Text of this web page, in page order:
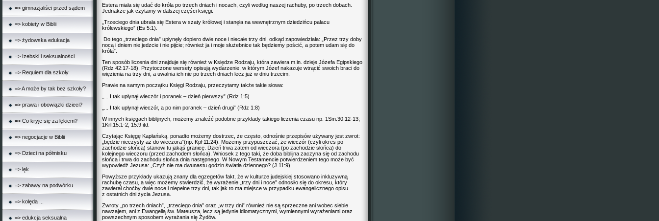
=> gimnazjaliści przed sądem
=> kobiety w Biblii
=> żydowska edukacja
=> Izebski i seksualności
=> Requiem dla szkoły
=> A może by tak bez szkoły?
=> prawa i obowiązki dzieci?
=> Co kryje się za lękiem?
=> negocjacje w Biblii
=> Dzieci na półmisku
=> lęk
=> zabawy na podwórku
=> kolęda ...
=> edukcja seksualna
Estera miała się udać do króla po trzech dniach i nocach, czyli według naszej rachuby, po trzech dobach.
Jednakże jak czytamy w dalszej części księgi:
„Trzeciego dnia ubrała się Estera w szaty królowej i stanęła na wewnętrznym dziedzińcu pałacu
królewskiego” (Es 5:1).
Do tego „trzeciego dnia” upłynęły dopiero dwie noce i niecałe trzy dni, odkąd zapowiedziała: „Przez trzy doby
nocą i dniem nie jedzcie i nie pijcie; również ja i moje służebnice tak będziemy pościć, a potem udam się do
króla”.
Ten sposób liczenia dni znajduje się również w Księdze Rodzaju, która zawiera m.in. dzieje Józefa Egipskiego
(Rdz 42:17-18). Przytoczone wersety opisują wydarzenie, w którym Józef nakazuje wtrącić swoich braci do
więzienia na trzy dni, a uwalnia ich nie po trzech dniach lecz już w dniu trzecim.
Prawie na samym początku Księgi Rodzaju, przeczytamy także takie słowa:
„... I tak upłynął wieczór i poranek – dzień pierwszy” (Rdz 1:5)
„... I tak upłynął wieczór, a po nim poranek – dzień drugi” (Rdz 1:8)
W innych księgach biblijnych, możemy znaleźć podobne przykłady takiego liczenia czasu np. 1Sm.30:12-13;
1Krl.15:1-2; 15:9 itd.
Czytając Księgę Kapłańską, ponadto możemy dostrzec, że często, odnośnie przepisów używany jest zwrot:
„będzie nieczysty aż do wieczora”(np. Kpł 11:24). Możemy przypuszczać, że wieczór (czyli okres po
zachodzie słońca) stanowi tu jakąś granicę. Dzień trwa zatem od wieczora (po zachodzie słońca) do
kolejnego wieczoru (przed zachodem słońca). Wniosek z tego taki, że doba biblijna zaczyna się od zachodu
słońca i trwa do zachodu słońca dnia następnego. W Nowym Testamencie potwierdzeniem tego może być
wypowiedź Jezusa: „Czyż nie ma dwunastu godzin światła dziennego? (J 11:9)
Powyższe przykłady ukazują znany dla egzegetów fakt, że w kulturze judejskiej stosowano inkluzywną
rachubę czasu, a więc możemy stwierdzić, że wyrażenie „trzy dni i noce” odnosiło się do okresu, który
zawierał choćby dwie noce i niepełne trzy dni, tak jak to ma miejsce w przypadku ewangelicznego opisu
z ostatnich dni życia Jezusa.
Zwroty „po trzech dniach”, „trzeciego dnia” oraz „w trzy dni” również nie są sprzeczne ani wobec siebie
nawzajem, ani z Ewangelią św. Mateusza, lecz są jedynie idiomatycznymi, wymiennymi wyrażeniami oraz
powszechnym sposobem wyrażania się Żydów.